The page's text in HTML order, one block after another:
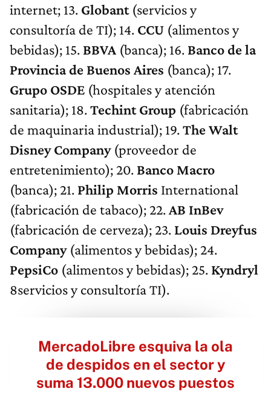
internet; 13. Globant(servicios y
consultoría de TI); 14. CCU (alimentos y
bebidas); 15. BBVA (banca); 16. Banco de la
Provincia de Buenos Aires (banca); 17.
Grupo OSDE (hospitales y atención
sanitaria); 18.Techint Group (fabricación
de maquinaria industrial); 19.The Walt
Disney Company(proveedor de
entretenimiento); 20. Banco Macro
(banca); 21. Philip Morris International
(fabricación de tabaco); 22.AB InBev
(fabricación de cerveza); 23. Louis Dreyfus
Company(alimentos y bebidas); 24.
PepsiCo (alimentos y bebidas); 25. Kyndryl
8servicios y consultoría TI).
MercadoLibre esquiva la ola
de despidos en el sector y
suma 13.000 nuevos puestos